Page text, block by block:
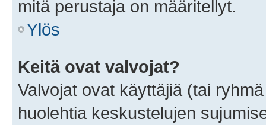
mitä perustaja on määritellyt.
Ylös
Keitä ovat valvojat?
Valvojat ovat käyttäjiä (tai
huolehtia keskustelujen